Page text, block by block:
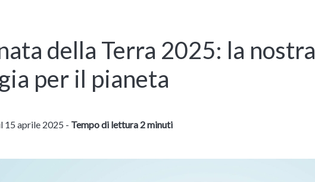
della Terra 2025: la nostra
per il pianeta
15 aprile 2025 - Tempo di lettura 2 minuti